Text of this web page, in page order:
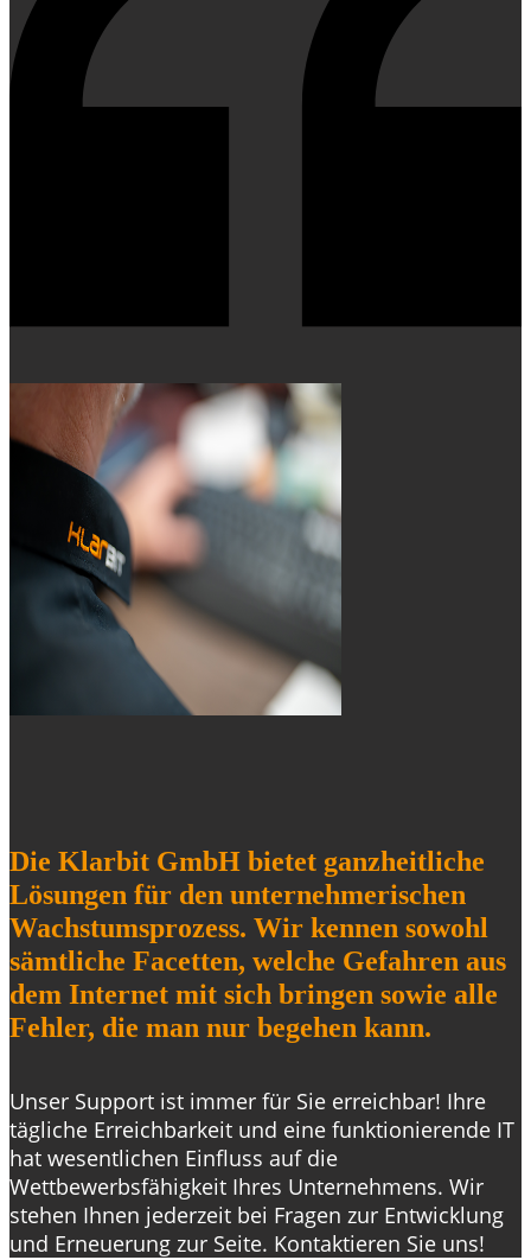
Die Klarbit GmbH bietet ganzheitliche
Lösungen für den unternehmerischen
Wachstumsprozess. Wir kennen sowohl
sämtliche Facetten, welche Gefahren aus
dem Internet mit sich bringen sowie alle
Fehler, die man nur begehen kann.
Unser Support ist immer für Sie erreichbar! Ihre
tägliche Erreichbarkeit und eine funktionierende IT
hat wesentlichen Einfluss auf die
Wettbewerbsfähigkeit Ihres Unternehmens. Wir
stehen Ihnen jederzeit bei Fragen zur Entwicklung
und Erneuerung zur Seite. Kontaktieren Sie uns!